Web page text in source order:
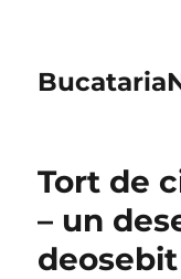
Tort de
– un